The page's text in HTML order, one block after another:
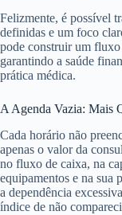
Felizmente, é possível
definidas e um foco
pode construir um fluxo
garantindo a saúde
prática médica.
A Agenda Vazia: Mais
Cada horário não
apenas o valor da
no fluxo de caixa, na
equipamentos e na sua
a dependência
índice de não